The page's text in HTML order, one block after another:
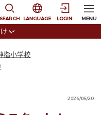
SEARCH
選択すると言語の切
LANGUAGE LOGIN MENU
指小学校
2026/05/20